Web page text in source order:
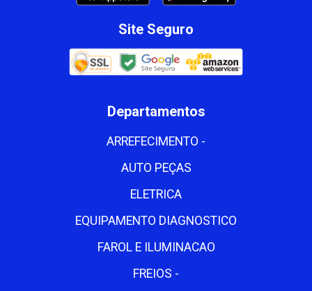
Site Seguro
Departamentos
ARREFECIMENTO -
AUTO PEÇAS
ELETRICA
EQUIPAMENTO DIAGNOSTICO
FAROL E ILUMINACAO
FREIOS -